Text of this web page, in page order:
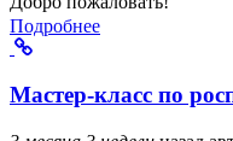
Подробнее
Мастер-класс по